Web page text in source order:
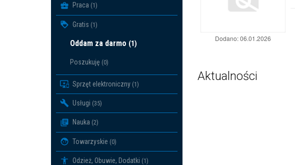
Praca (1)
Gratis (1)
Oddam za darmo (1)
Poszukuję (0)
Sprzęt elektroniczny (1)
Usługi (35)
Nauka (2)
Towarzyskie (0)
Odzież, Obuwie, Dodatki (1)
Dodano: 06.01.2026
Aktualności